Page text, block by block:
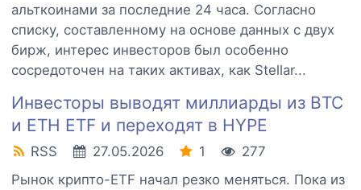
альткоинами за последние 24 часа. Согласно
списку, составленному на основе данных с двух
бирж, интерес инвесторов был особенно
сосредоточен на таких активах, как Stellar...
Инвесторы выводят миллиарды из BTC
и ETH ETF и переходят в HYPE
RSS 27.05.2026 1
277
Рынок крипто-ETF начал резко меняться. Пока из